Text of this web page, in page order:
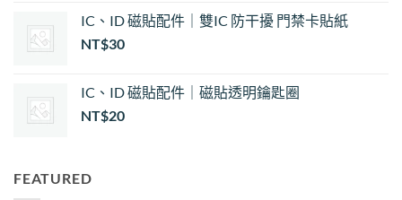
NT$35
IC、ID 磁貼配件｜雙IC 防干擾 門禁卡貼紙
NT$30
IC、ID 磁貼配件｜磁貼透明鑰匙圈
NT$20
FEATURED